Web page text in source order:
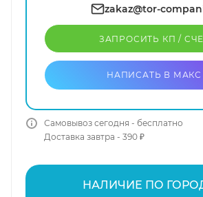
zakaz@tor-
ЗАПРОСИТЬ КП /
НАПИСАТЬ В МАКС
Самовывоз сегодня - бесплатно
Доставка завтра - 390 ₽
НАЛИЧИЕ ПО